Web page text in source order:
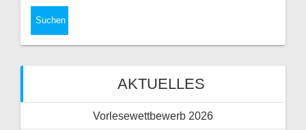
AKTUELLES
Vorlesewettbewerb 2026